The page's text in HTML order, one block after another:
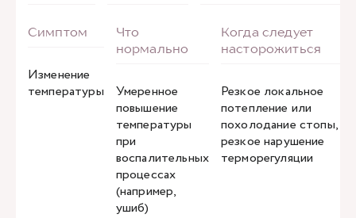
Изменение
температуры
Умеренное
повышение
температуры
при
воспалительных
процессах
(например,
ушиб)
Резкое локальное
потепление или
похолодание стопы,
резкое нарушение
терморегуляции